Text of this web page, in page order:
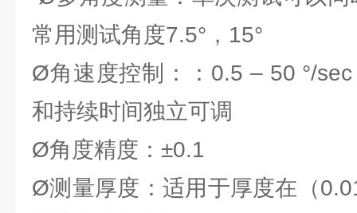
常用测试角度7.5°，15°
Ø角速度控制：：0.5 – 50 °/
和持续时间独立可调
Ø角度精度：±0.1
Ø测量厚度：适用于厚度在（